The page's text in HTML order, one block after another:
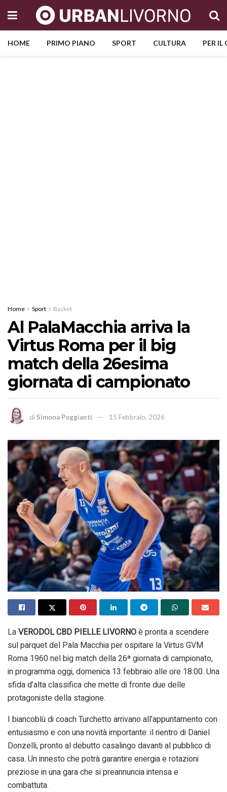
HOME PRIMO PIANO SPORT CULTURA PER
Home Sport Basket
Al PalaMacchia arriva la
Virtus Roma per il big
match della 26esima
giornata di campionato
di Simona Poggianti 15 Febbraio, 2026
LaVERODOL CBD PIELLE LIVORNOè pronta a scendere
sul parquet del Pala Macchia per ospitare la Virtus GVM
Roma 1960 nel big match della 26ª giornata di campionato,
in programma oggi, domenica 13 febbraio alle ore 18:00. Una
sfida d’alta classifica che mette di fronte due delle
protagoniste della stagione.
I biancoblù di coach Turchetto arrivano all’appuntamento con
entusiasmo e con una novità importante: il rientro di Daniel
Donzelli, pronto al debutto casalingo davanti al pubblico di
casa. Un innesto che potrà garantire energia e rotazioni
preziose in una gara che si preannuncia intensa e
combattuta.